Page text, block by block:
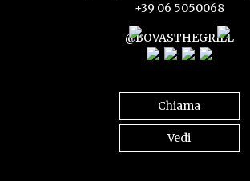
+39 06 5050068
@BOVASTHEGRILL
Chiama
Vedi